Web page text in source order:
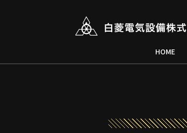
HOME